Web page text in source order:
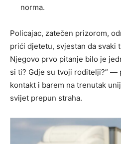
norma.
Policajac, zatečen prizorom,
prići djetetu, svjestan da svaki
Njegovo prvo pitanje bilo je
si ti? Gdje su tvoji roditelji?” —
kontakt i barem na trenutak
svijet prepun straha.